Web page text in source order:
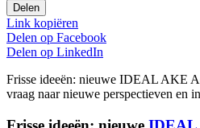
Delen
Link kopiëren
Delen op Facebook
Delen op LinkedIn
Frisse ideeën: nieuwe IDEAL AKE
vraag naar nieuwe perspectieven en